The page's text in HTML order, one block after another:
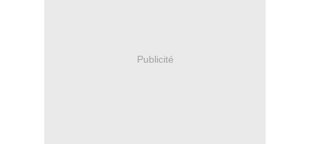
Publicité